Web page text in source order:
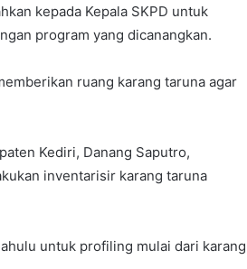
kepada Kepala SKPD untuk
program yang dicanangkan.
ruang karang taruna agar
Kediri, Danang Saputro,
inventarisir karang taruna
untuk profiling mulai dari karang